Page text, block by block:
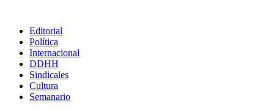
Editorial
Política
Internacional
DDHH
Sindicales
Cultura
Semanario